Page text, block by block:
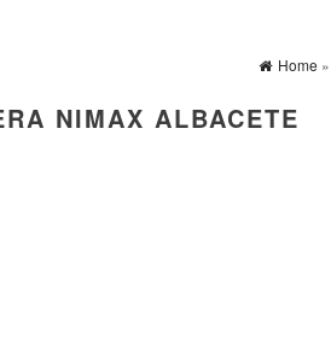
Home »
NIMAX ALBACETE